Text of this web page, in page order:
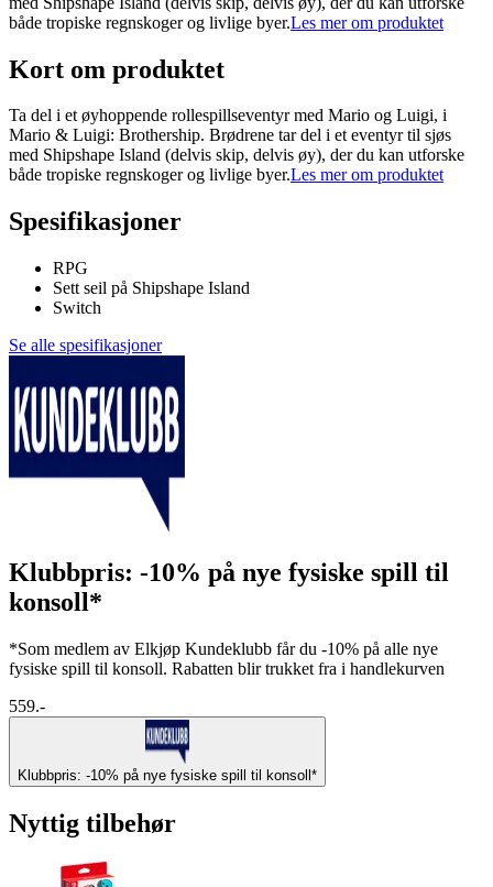
både tropiske regnskoger og livlige byer.Les mer om produktet
Kort om produktet
Ta del i et øyhoppende rollespillseventyr med Mario og Luigi, i
Mario & Luigi: Brothership. Brødrene tar del i et eventyr til sjøs
med Shipshape Island (delvis skip, delvis øy), der du kan utforske
både tropiske regnskoger og livlige byer.Les mer om produktet
Spesifikasjoner
RPG
Sett seil på Shipshape Island
Switch
Se alle spesifikasjoner
Klubbpris: -10% på nye fysiske spill til
konsoll*
*Som medlem av Elkjøp Kundeklubb får du -10% på alle nye
fysiske spill til konsoll. Rabatten blir trukket fra i handlekurven
559.-
Klubbpris: -10% på nye fysiske spill til konsoll*
Nyttig tilbehør